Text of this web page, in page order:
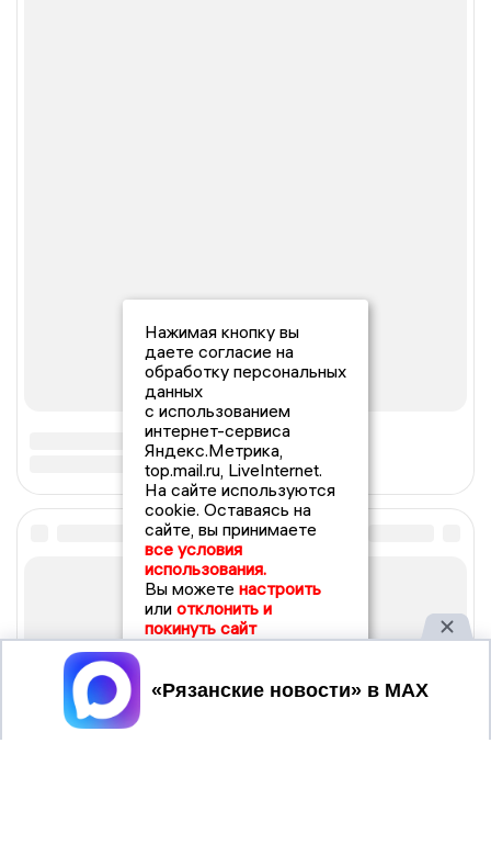
Нажимая кнопку вы
даете согласие на
обработку персональных
данных
с использованием
интернет-сервиса
Яндекс.Метрика,
top.mail.ru, LiveInternet.
На сайте используются
cookie. Оставаясь на
сайте, вы принимаете
все условия
использования.
Вы можете настроить
или отклонить и
покинуть сайт
Принять